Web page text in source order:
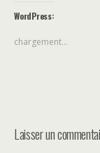
WordPress:
chargement…
Laisser un